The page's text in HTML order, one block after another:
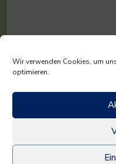
Wir verwenden Cookies, um
optimieren.
Max. Dateigröße: 20 MB.